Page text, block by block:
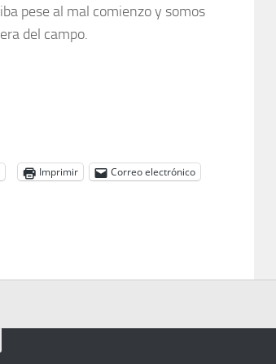
pese al mal comienzo y somos
del campo.
Imprimir Correo electrónico